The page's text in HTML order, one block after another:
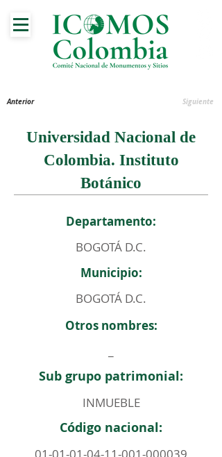
Anterior Siguiente
Universidad Nacional de
Colombia. Instituto
Botánico
Departamento:
BOGOTÁ D.C.
Municipio:
BOGOTÁ D.C.
Otros nombres:
Sub grupo patrimonial:
INMUEBLE
Código nacional: